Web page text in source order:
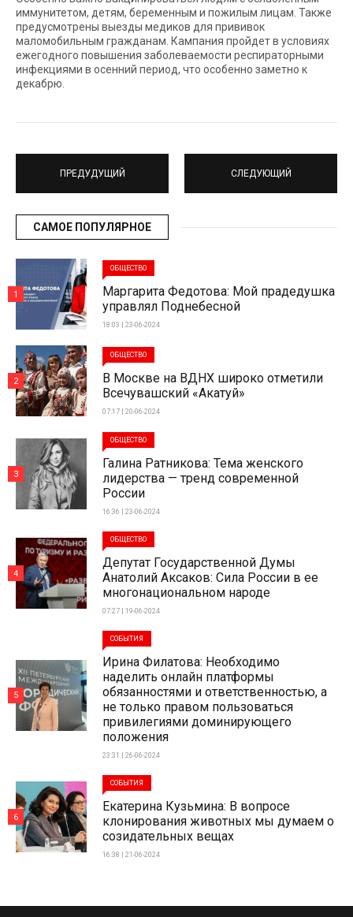
иммунитетом, детям, беременным и пожилым лицам. Также
предусмотрены выезды медиков для прививок
маломобильным гражданам. Кампания пройдет в условиях
ежегодного повышения заболеваемости респираторными
инфекциями в осенний период, что особенно заметно к
декабрю.
ПРЕДУДУЩИЙ СЛЕДУЮЩИЙ
САМОЕ ПОПУЛЯРНОЕ
ОБЩЕСТВО
Маргарита Федотова: Мой прадедушка
управлял Поднебесной
18:03 | 23-06-2024
1
ОБЩЕСТВО
В Москве на ВДНХ широко отметили
Всечувашский «Акатуй»
07:17 | 20-06-2024
2
ОБЩЕСТВО
Галина Ратникова: Тема женского
лидерства — тренд современной
России
16:36 | 23-06-2024
3
ОБЩЕСТВО
Депутат Государственной Думы
Анатолий Аксаков: Сила России в ее
многонациональном народе
07:27 | 19-06-2024
4
СОБЫТИЯ
Ирина Филатова: Необходимо
наделить онлайн платформы
обязанностями и ответственностью, а
не только правом пользоваться
привилегиями доминирующего
положения
23:31 | 26-06-2024
5
СОБЫТИЯ
Екатерина Кузьмина: В вопросе
клонирования животных мы думаем о
созидательных вещах
16:38 | 21-06-2024
6